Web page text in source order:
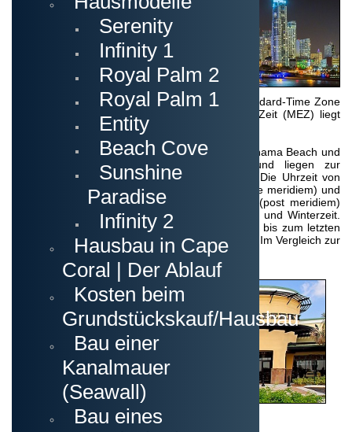
Serenity
Infinity 1
Royal Palm 2
Royal Palm 1
Entity
Beach Cove
Sunshine
Paradise
Infinity 2
Hausbau in Cape
Coral | Der Ablauf
Kosten beim
Grundstückskauf/Hausbau
Bau einer
Kanalmauer
(Seawall)
Bau eines
Der grösste Teil Floridas gehört zur Eastern-Standard-Time Zone
(EST), der Unterschied zur mitteleuropäischen Zeit (MEZ) liegt
bei sechs Stunden zurück.
Der westliche Teil von Florida und Städte wie Panama Beach und
Pensacola gehören zur Central-Time-Zone und liegen zur
mitteleuropäischen Zeit sieben Stunden zurück. Die Uhrzeit von
Mitternacht bis 12 Uhr mittags wird mit a.m. (ante meridiem) und
die Uhrzeit von 12:01 bis 23:59 wird mit p.m. (post meridiem)
bezeichnet. Auch in Florida gibt es die Sommer- und Winterzeit.
Die Sommerzeit gilt vom ersten Sonntag im April bis zum letzten
Sonntag im Oktober, was teilweise leicht differiert Im Vergleich zur
Zeitumstellung in Deutschland.